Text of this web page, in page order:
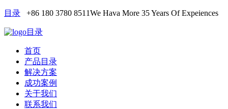
目录 +86 180 3780 8511We Hava More 35 Years Of Expeiences
目录
首页
产品目录
解决方案
成功案例
关于我们
联系我们